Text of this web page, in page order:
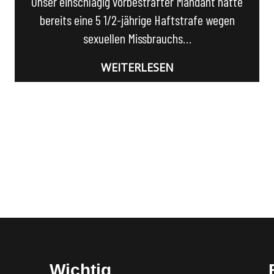
bereits eine 5 1/2-jährige Haftstrafe wegen
sexuellen Missbrauchs…
WEITERLESEN